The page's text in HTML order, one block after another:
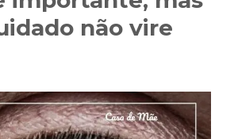
não vire